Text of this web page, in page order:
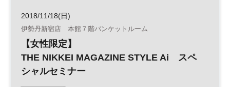
2018/11/18(日)
伊勢丹新宿店 本館７階バンケットルーム
【女性限定】
THE NIKKEI MAGAZINE STYLE Ai スペ
シャルセミナー